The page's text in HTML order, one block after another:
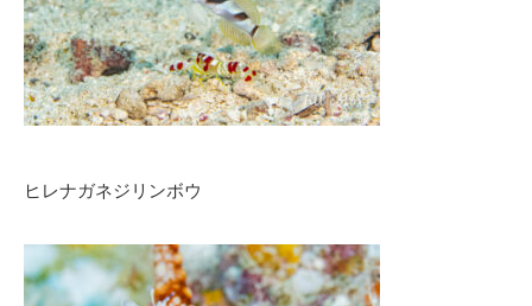
ヒレナガネジリンボウ